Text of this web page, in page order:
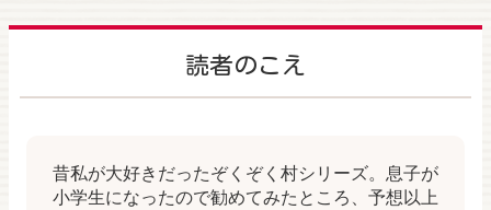
読者のこえ
昔私が大好きだったぞくぞく村シリーズ。息子が
小学生になったので勧めてみたところ、予想以上